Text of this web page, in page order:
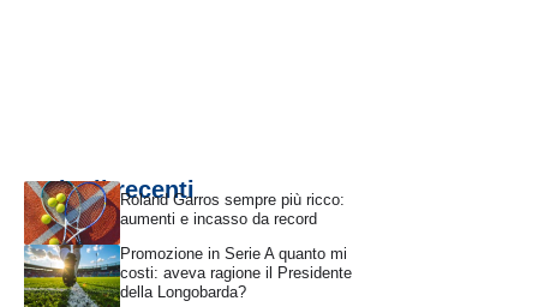
Articoli recentiRoland Garros sempre più ricco:
aumenti e incasso da record
Promozione in Serie A quanto mi
costi: aveva ragione il Presidente
della Longobarda?